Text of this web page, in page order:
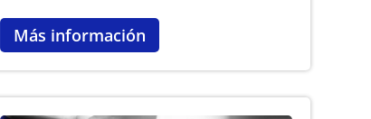
Más información